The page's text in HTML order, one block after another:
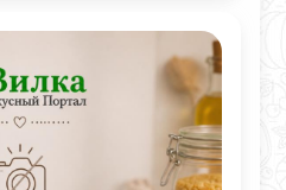
Лазер, сладость
нута. Это
баланс текстур